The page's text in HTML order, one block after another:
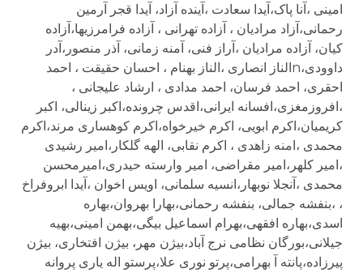
امینی ،آنا پاک،آیدا سعادت ،آینده آزاد، آیدا قجر آرمین
رحمانی،آزاد مرادیان ، آزاده تهرانی ، آزاده فرامرزیها،آزاده
کیان، آزاده مرادیان ،آراز فنی، آمنه زمانی، آذر منصور،آدر
داوودی،nالناز انصاری ،الناز بهنام ، احسان حقیقت ، احمد
احقری، احمد فرسان، احمد مدادی ، ارشاد علیجانی ،
،افروزمغزی،افسانه ایرانی،اقدس چرونده،اکبر زینالی، اکبر
کریمیان،اکرم ابویی، اکرم خیرخواه،اکرم کوهساری مرند،اکرم
محمدی ،امنه زاهدی ، اکرم نقابی، الهه گلکار،امیر رشیدی
،امیر کلهر،امیر مقراضی، امیر وارسته حیدری،امیرمحسن
محمدی ،آنجلا نوبهار،انسیه سلمانی، اویس اخوان ،آیدا ابروفراخ
، ،بنفشه جمالی، بنفشه رحمانی،بهارا بهروان،بهاره
اسدی،بهاره افقهی،بهرام اسماعیل بیگی،بهمن امینی،بهیه
جیلانی،بورگان نظامى نرج آباد،بیژن مهر، بیژن افتخاری، بیژن
پیرزاده،پانته آ بهرامی،پرتو نوری علا،پرستو اله یاری پروانه